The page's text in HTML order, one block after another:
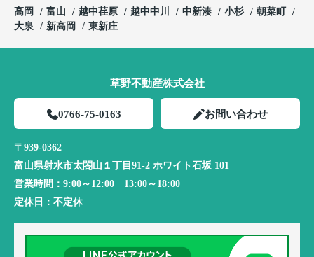
高岡
富山 越中荏原 越中中川 中新湊 小杉
朝菜町
大泉
新高岡 東新庄
草野不動産株式会社
0766-75-0163 お問い合わせ
〒939-0362
富山県射水市太閤山１丁目91-2 ホワイト石坂 101
営業時間： 9:00～12:00 13:00～18:00
定休日： 不定休